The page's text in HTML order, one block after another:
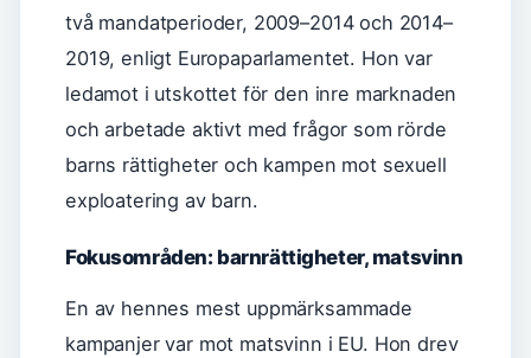
två mandatperioder, 2009–2014 och 2014–
2019, enligt Europaparlamentet. Hon var
ledamot i utskottet för den inre marknaden
och arbetade aktivt med frågor som rörde
barns rättigheter och kampen mot sexuell
exploatering av barn.
Fokusområden: barnrättigheter, matsvinn
En av hennes mest uppmärksammade
kampanjer var mot matsvinn i EU. Hon drev